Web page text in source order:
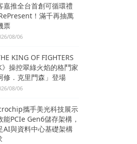
嘉推全台首創可循環禮
！滿千再抽萬
票
08/06
KING OF FIGHTERS
》操控翠綠火焰的格鬥家
修．克里門森」登場
08/06
攜手美光科技展示
能PCIe Gen6儲存架構，
AI與資料中心基礎架構